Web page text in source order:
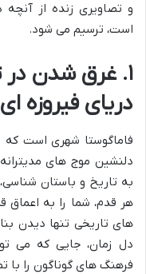
و تصاویری زنده از آنچه
است، ترسیم می شود.
۱. غرق شدن در
دریای فیروزه ای
فاماگوستا شهری است که
دلنشین موج های
به تاریخ و باستان
هر قدم، شما را به اعماق
های تاریخی تنها دیدن
دل زمان، جایی که می
فرهنگ های گوناگون را